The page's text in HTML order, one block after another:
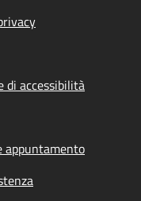
di accessibilità
appuntamento